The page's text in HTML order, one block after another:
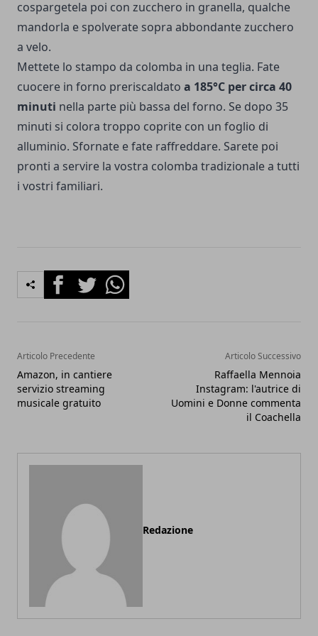
cospargetela poi con zucchero in granella, qualche
mandorla e spolverate sopra abbondante zucchero
a velo.
Mettete lo stampo da colomba in una teglia. Fate
cuocere in forno preriscaldato a 185°C per circa 40
minuti nella parte più bassa del forno. Se dopo 35
minuti si colora troppo coprite con un foglio di
alluminio. Sfornate e fate raffreddare. Sarete poi
pronti a servire la vostra colomba tradizionale a tutti
i vostri familiari.
FacebookTwitterWhatsapp
Articolo Precedente
Amazon, in cantiere
servizio streaming
musicale gratuito
Articolo Successivo
Raffaella Mennoia
Instagram: l'autrice di
Uomini e Donne commenta
il Coachella
Redazione